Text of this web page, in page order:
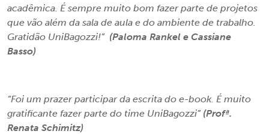
acadêmica. É sempre muito bom fazer parte de projetos
que vão além da sala de aula e do ambiente de trabalho.
Gratidão UniBagozzi!” (Paloma Rankel e Cassiane
Basso)
“Foi um prazer participar da escrita do e-book. É muito
gratificante fazer parte do time UniBagozzi” (Profª.
Renata Schimitz)